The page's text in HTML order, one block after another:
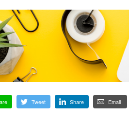
Tweet Share Email